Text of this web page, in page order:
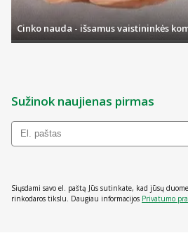
Cinko nauda - išsamus vaistininkės
Sužinok naujienas pirmas
Siųsdami savo el. paštą Jūs sutinkate, kad jūsų
rinkodaros tikslu. Daugiau informacijos Privatumo